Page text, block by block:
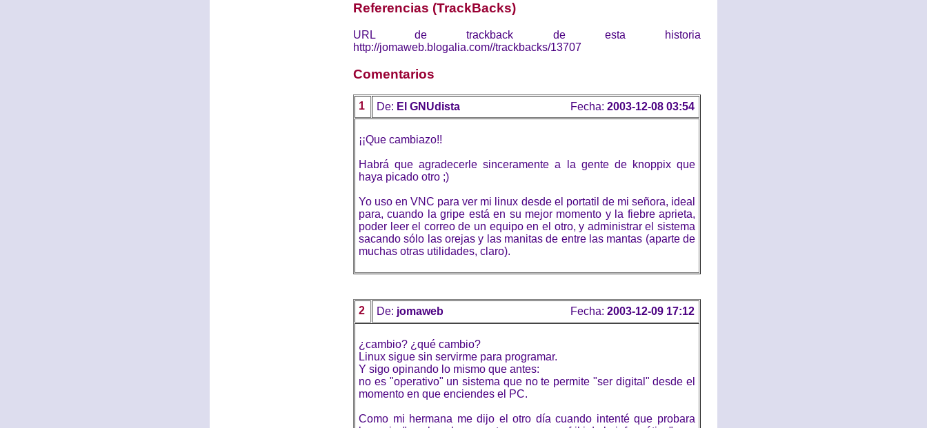
Referencias (TrackBacks)
URL de trackback de esta historia
http://jomaweb.blogalia.com//trackbacks/13707
Comentarios
1 De: El GNUdista Fecha: 2003-12-08 03:54
¡¡Que cambiazo!!
Habrá que agradecerle sinceramente a la gente de knoppix que
haya picado otro ;)
Yo uso en VNC para ver mi linux desde el portatil de mi señora, ideal
para, cuando la gripe está en su mejor momento y la fiebre aprieta,
poder leer el correo de un equipo en el otro, y administrar el sistema
sacando sólo las orejas y las manitas de entre las mantas (aparte de
muchas otras utilidades, claro).
2 De: jomaweb Fecha: 2003-12-09 17:12
¿cambio? ¿qué cambio?
Linux sigue sin servirme para programar.
Y sigo opinando lo mismo que antes:
no es "operativo" un sistema que no te permite "ser digital" desde el
momento en que enciendes el PC.
Como mi hermana me dijo el otro día cuando intenté que probara